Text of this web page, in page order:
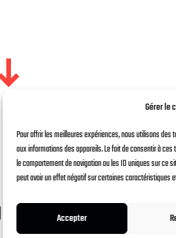
Gérer le
Pour offrir les meilleures expériences, nous utilisons
aux informations des appareils. Le fait de consentir à
le comportement de navigation ou les ID uniques sur ce
peut avoir un effet négatif sur certaines caractéristiques
Accepter
POLITIQUE DE